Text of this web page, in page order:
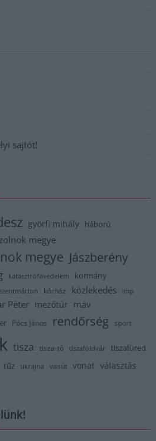
sajtót!
györfi mihály háború
megye
megye Jászberény
katasztrófavédelem kormány
kórház közlekedés lmp
Péter mezőtúr máv
Pócs János rendőrség sport
tisza tisza-tó tiszaföldvár tiszafüred
tűz ukrajna vasút vonat választás